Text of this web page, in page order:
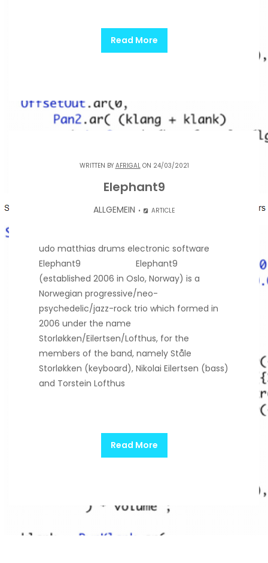
Read More
WRITTEN BY AFRIGALON 24/03/2021
Elephant9
ALLGEMEIN ARTICLE
udo matthias drums electronic software
Elephant9 Elephant9
(established 2006 in Oslo, Norway) is a
Norwegian progressive/neo-
psychedelic/jazz-rock trio which formed in
2006 under the name
Storløkken/Eilertsen/Lofthus, for the
members of the band, namely Ståle
Storløkken (keyboard), Nikolai Eilertsen (bass)
and Torstein Lofthus
Read More